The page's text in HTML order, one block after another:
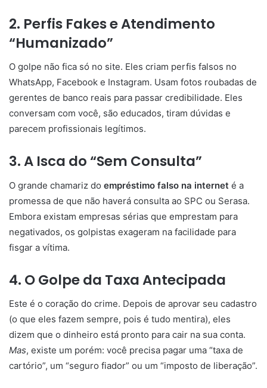
2. Perfis Fakes e Atendimento
“Humanizado”
O golpe não fica só no site. Eles criam perfis falsos no
WhatsApp, Facebook e Instagram. Usam fotos roubadas de
gerentes de banco reais para passar credibilidade. Eles
conversam com você, são educados, tiram dúvidas e
parecem profissionais legítimos.
3. A Isca do “Sem Consulta”
O grande chamariz do empréstimo falso na internet é a
promessa de que não haverá consulta ao SPC ou Serasa.
Embora existam empresas sérias que emprestam para
negativados, os golpistas exageram na facilidade para
fisgar a vítima.
4. O Golpe da Taxa Antecipada
Este é o coração do crime. Depois de aprovar seu cadastro
(o que eles fazem sempre, pois é tudo mentira), eles
dizem que o dinheiro está pronto para cair na sua conta.
Mas, existe um porém: você precisa pagar uma “taxa de
cartório”, um “seguro fiador” ou um “imposto de liberação”.